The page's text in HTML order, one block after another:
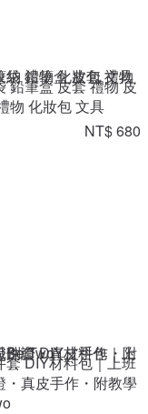
鉛筆盒 皮套 禮物 皮
物 化妝包 文具
NT$ 680
套 DIY材料包｜上班
・真皮手作・附教學